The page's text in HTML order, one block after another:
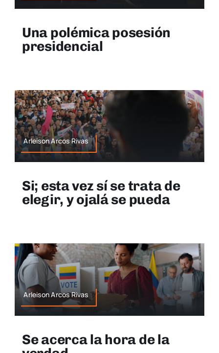
Una polémica posesión
presidencial
Arleison Arcos Rivas
Si; esta vez sí se trata de
elegir, y ojalá se pueda
Arleison Arcos Rivas
Se acerca la hora de la